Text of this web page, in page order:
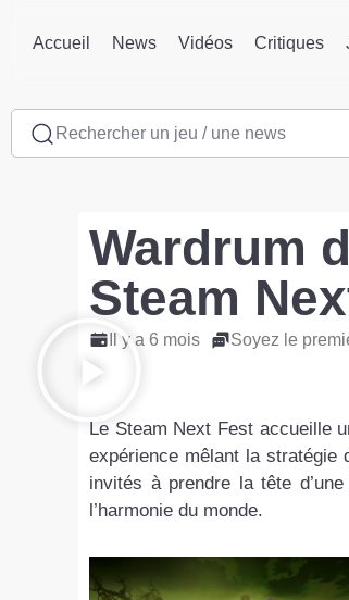
Accueil News Vidéos Critiques
Rechercher un jeu / une news
Wardrum
Steam
Il y a 6 mois Soyez le
Le Steam Next Fest accueille
expérience mêlant la stratégie
invités à prendre la tête
l’harmonie du monde.